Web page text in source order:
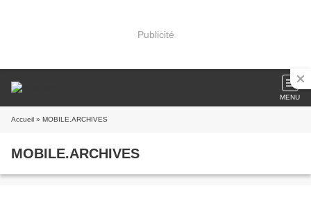
Publicité
MENU
Accueil » MOBILE.ARCHIVES
MOBILE.ARCHIVES